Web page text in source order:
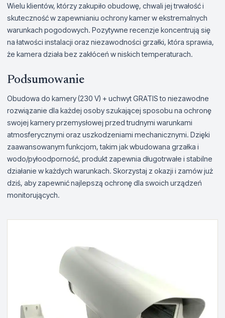
Wielu klientów, którzy zakupiło obudowę, chwali jej trwałość i
skuteczność w zapewnianiu ochrony kamer w ekstremalnych
warunkach pogodowych. Pozytywne recenzje koncentrują się
na łatwości instalacji oraz niezawodności grzałki, która sprawia,
że kamera działa bez zakłóceń w niskich temperaturach.
Podsumowanie
Obudowa do kamery (230 V) + uchwyt GRATIS to niezawodne
rozwiązanie dla każdej osoby szukającej sposobu na ochronę
swojej kamery przemysłowej przed trudnymi warunkami
atmosferycznymi oraz uszkodzeniami mechanicznymi. Dzięki
zaawansowanym funkcjom, takim jak wbudowana grzałka i
wodo/pyłoodporność, produkt zapewnia długotrwałe i stabilne
działanie w każdych warunkach. Skorzystaj z okazji i zamów już
dziś, aby zapewnić najlepszą ochronę dla swoich urządzeń
monitorujących.